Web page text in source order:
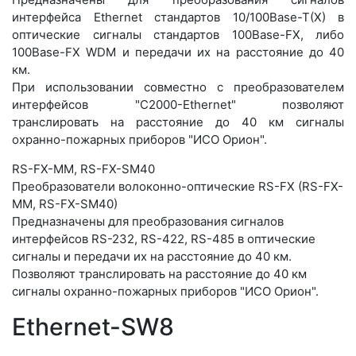
интерфейса Ethernet стандартов 10/100Base-T(X) в
оптические сигналы стандартов 100Base-FX, либо
100Base-FX WDM и передачи их на расстояние до 40
км.
При использовании совместно с преобразователем
интерфейсов "С2000-Ethernet" позволяют
транслировать на расстояние до 40 км сигналы
охранно-пожарных приборов "ИСО Орион".
RS-FX-MM, RS-FX-SM40
Преобразователи волоконно-оптические RS-FX (RS-FX-
MM, RS-FX-SM40)
Предназначены для преобразования сигналов
интерфейсов RS-232, RS-422, RS-485 в оптические
сигналы и передачи их на расстояние до 40 км.
Позволяют транслировать на расстояние до 40 км
сигналы охранно-пожарных приборов "ИСО Орион".
Ethernet-SW8